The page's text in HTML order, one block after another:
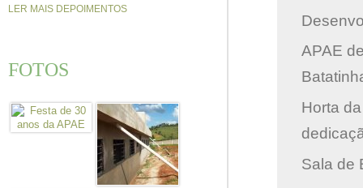
LER MAIS DEPOIMENTOS
FOTOS
APAE
Horta
Sala de